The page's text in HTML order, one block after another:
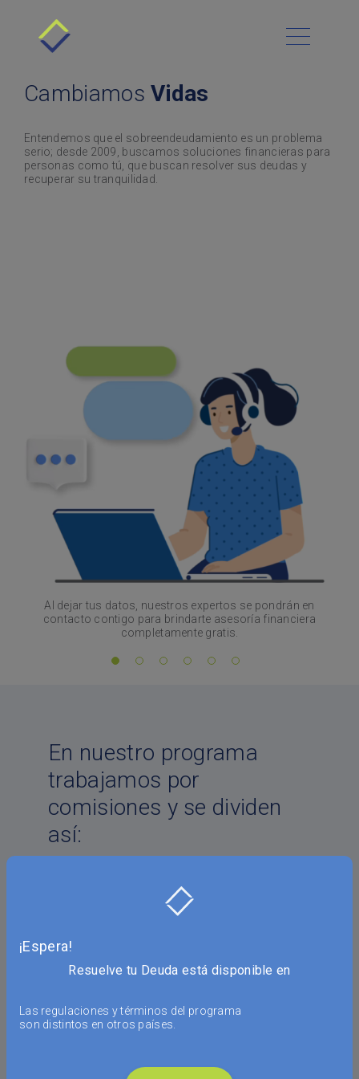
Menú Principal
Cómo funciona
Requisitos
Preguntas Frecuentes
Conócenos
Administración financiera
Negocios y finanzas
Contacto
Platica con nosotros
Sucursales
Clientes
CambiamosVidas
Entendemos que el sobreendeudamiento es un problema
serio; desde 2009, buscamos soluciones financieras para
personas como tú, que buscan resolver sus deudas y
recuperar su tranquilidad.
Al dejar tus datos, nuestros expertos se pondrán en
contacto contigo para brindarte asesoría financiera
completamente gratis.
En nuestro programa
trabajamos por
comisiones y se dividen
así:
¡Espera!
Resuelve tu Deuda está disponible en
Las regulaciones y términos del programa
son distintos en otros países.